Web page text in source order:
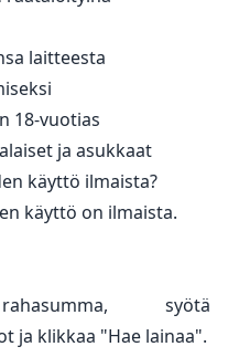
laitteesta
18-vuotias
ja asukkaat
käyttö ilmaista?
käyttö on ilmaista.
syötä
ja klikkaa "Hae lainaa".